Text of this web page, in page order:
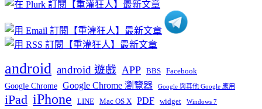
android android 遊戲 APP BBS Facebook
Google Chrome Google Chrome 瀏覽器 Google 與其他 Google 應用
iPad iPhone LINE Mac OS X PDF widget Windows 7